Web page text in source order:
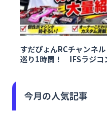
すだぴょんRCチャンネ
巡り1時間！ IFSラジコ
今月の人気記事